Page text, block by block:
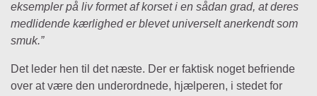
eksempler på liv formet af korset i en sådan grad, at deres
medlidende kærlighed er blevet universelt anerkendt som
smuk.”
Det leder hen til det næste. Der er faktisk noget befriende
over at være den underordnede, hjælperen, i stedet for